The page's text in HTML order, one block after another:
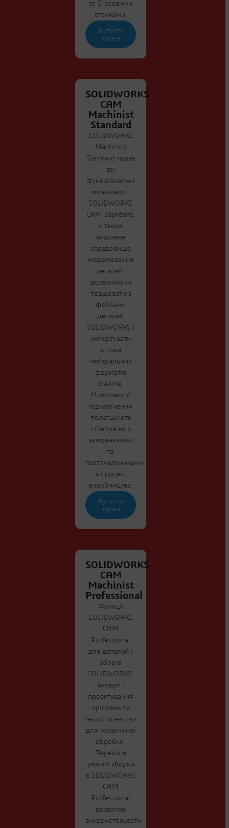
та 5-осевими
станками.
Купити
зараз
SOLIDWORKS
CAM
Machinist
Standard
SOLIDWORKS
Machinist
Standard надає
всі
функціональні
можливості
SOLIDWORKS
CAM Standard,
а також
виділене
середовище
моделювання
деталей,
дозволяючи
працювати з
файлами
деталей
SOLIDWORKS і
імпортувати
кілька
нейтральних
форматів
файлів.
Можливості
підключення
полегшують
співпрацю з
замовниками
та
постачальниками
в процесі
виробництва.
Купити
зараз
SOLIDWORKS
CAM
Machinist
Professional
Функції
SOLIDWORKS
CAM
Professional
для деталей і
зборів
SOLIDWORKS:
імпорт і
проектування
кріплень та
іншої оснастки
для механічної
обробки.
Перехід в
режим зборки
в SOLIDWORKS
CAM
Professional
дозволяє
використовувати